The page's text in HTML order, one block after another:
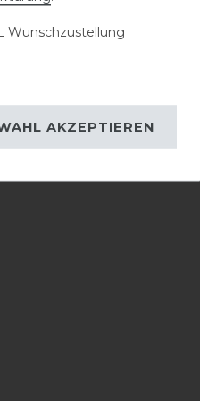
DETAILS ZUR
Wunschzustellung
AKZEPTIEREN